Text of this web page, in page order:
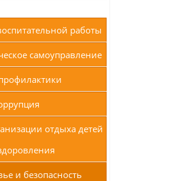
работы
самоуправление
отдыха детей
и безопасность